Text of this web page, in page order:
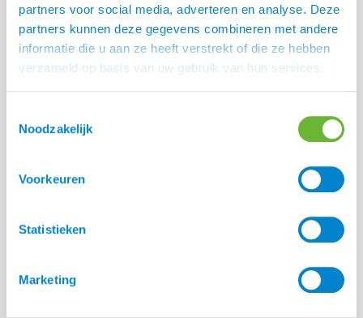
partners voor social media, adverteren en analyse. Deze
partners kunnen deze gegevens combineren met andere
informatie die u aan ze heeft verstrekt of die ze hebben
verzameld op basis van uw gebruik van hun services.
Noodzakelijk
Voorkeuren
Statistieken
Marketing
€229,00
Topreiter nekwarmer